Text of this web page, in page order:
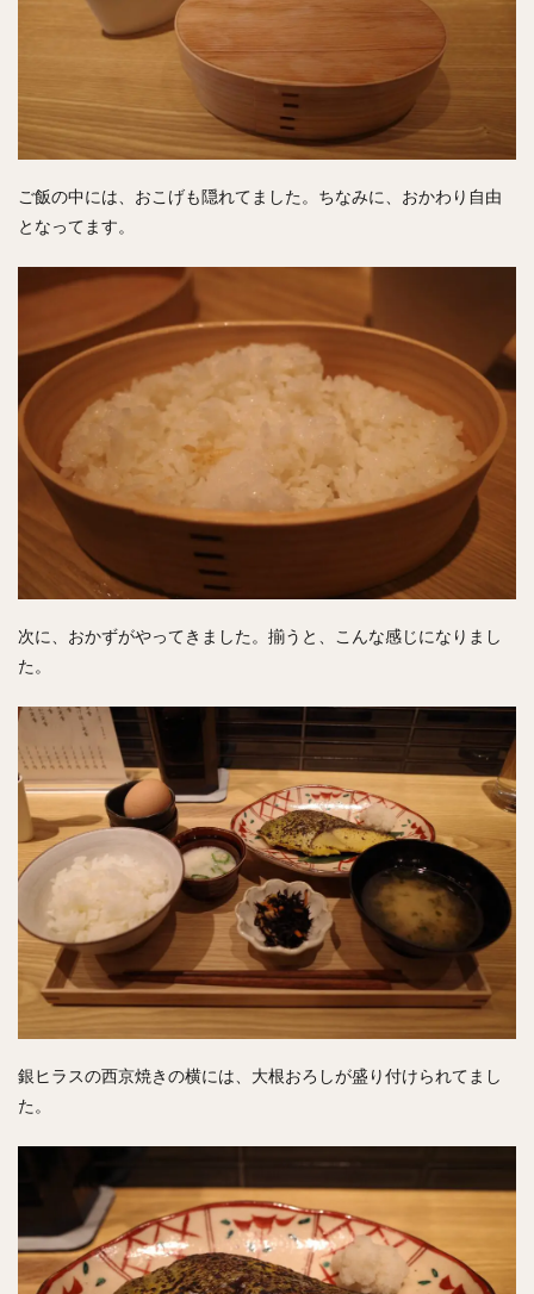
ご飯の中には、おこげも隠れてました。ちなみに、おかわり自由
となってます。
次に、おかずがやってきました。揃うと、こんな感じになりまし
た。
銀ヒラスの西京焼きの横には、大根おろしが盛り付けられてまし
た。